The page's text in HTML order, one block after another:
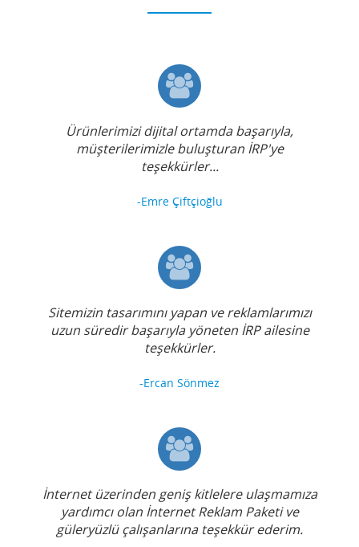
Ürünlerimizi dijital ortamda başarıyla,
müşterilerimizle buluşturan İRP'ye
teşekkürler...
-Emre Çiftçioğlu
Sitemizin tasarımını yapan ve reklamlarımızı
uzun süredir başarıyla yöneten İRP ailesine
teşekkürler.
-Ercan Sönmez
İnternet üzerinden geniş kitlelere ulaşmamıza
yardımcı olan İnternet Reklam Paketi ve
güleryüzlü çalışanlarına teşekkür ederim.